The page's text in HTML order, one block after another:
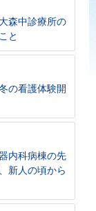
森中診療所の
と
の看護体験開
内科病棟の先
新人の頃から